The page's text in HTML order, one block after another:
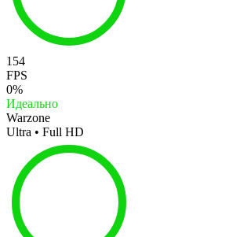
154
FPS
0%
Идеально
Warzone
Ultra • Full HD